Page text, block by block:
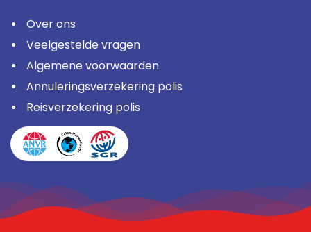
Over ons
Veelgestelde vragen
Algemene voorwaarden
Annuleringsverzekering polis
Reisverzekering polis